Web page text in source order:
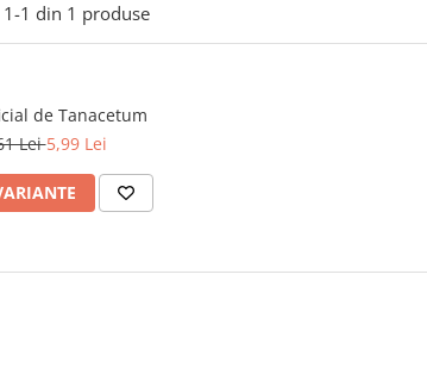
1-1 din 1 produse
de Tanacetum
Lei5,99 Lei